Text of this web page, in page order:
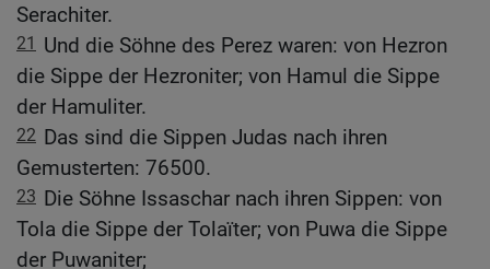
Serachiter.
21 Und die Söhne des Perez waren: von Hezron
die Sippe der Hezroniter; von Hamul die Sippe
der Hamuliter.
22 Das sind die Sippen Judas nach ihren
Gemusterten: 76500.
23 Die Söhne Issaschar nach ihren Sippen: von
Tola die Sippe der Tolaïter; von Puwa die Sippe
der Puwaniter;